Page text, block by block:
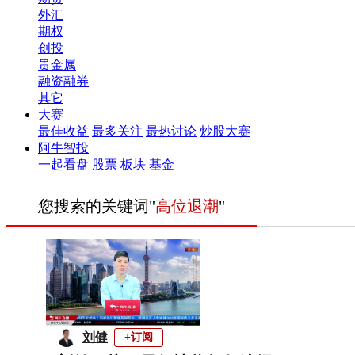
外汇
期权
创投
贵金属
融资融券
其它
大赛
最佳收益 最多关注 最热讨论 炒股大赛
阿牛智投
一起看盘 股票 板块 基金
您搜索的关键词"高位退潮"
刘健 +订阅